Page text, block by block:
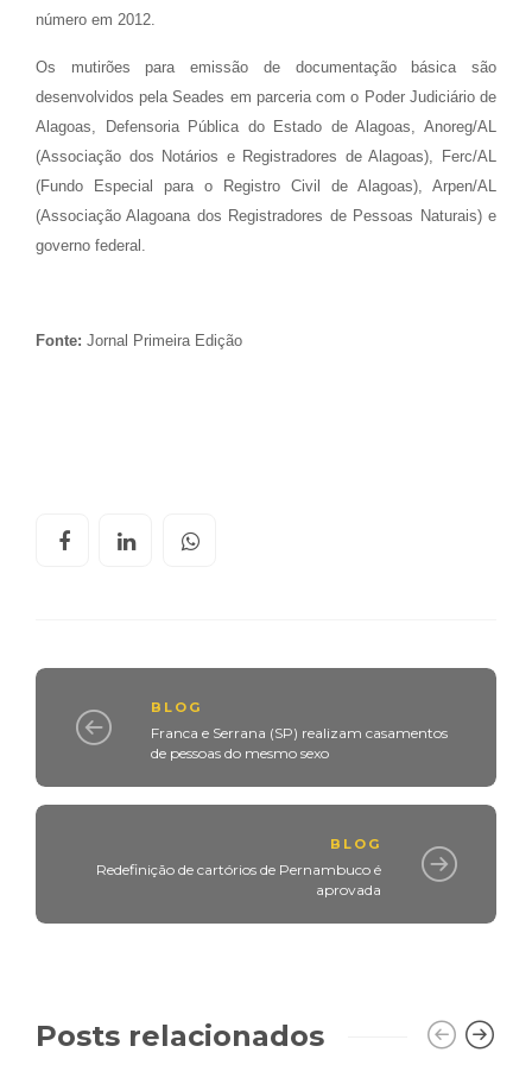
número em 2012.
Os mutirões para emissão de documentação básica são
desenvolvidos pela Seades em parceria com o Poder Judiciário de
Alagoas, Defensoria Pública do Estado de Alagoas, Anoreg/AL
(Associação dos Notários e Registradores de Alagoas), Ferc/AL
(Fundo Especial para o Registro Civil de Alagoas), Arpen/AL
(Associação Alagoana dos Registradores de Pessoas Naturais) e
governo federal.
Fonte: Jornal Primeira Edição
BLOG
Franca e Serrana (SP) realizam casamentos
de pessoas do mesmo sexo
BLOG
Redefinição de cartórios de Pernambuco é
aprovada
Posts relacionados